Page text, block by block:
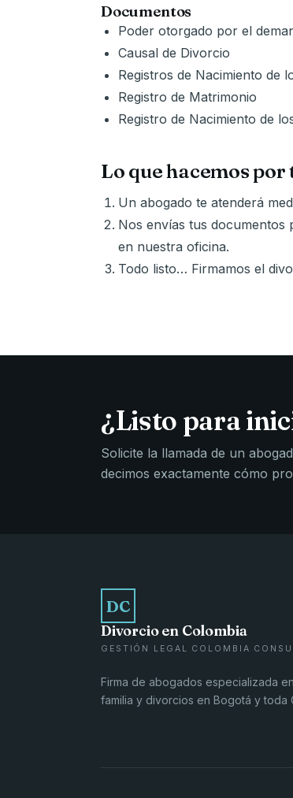
Documentos
Poder otorgado por el
Causal de Divorcio
Registros de Nacimiento de
Registro de Matrimonio
Registro de Nacimiento de
Lo que hacemos por
Un abogado te atenderá
Nos envías tus
en nuestra oficina.
Todo listo… Firmamos el
¿Listo para
Solicite la llamada de un
decimos exactamente cómo
DC
Divorcio en Colombia
GESTIÓN LEGAL COLOMBIA
Firma de abogados especializada
familia y divorcios en Bogotá y toda